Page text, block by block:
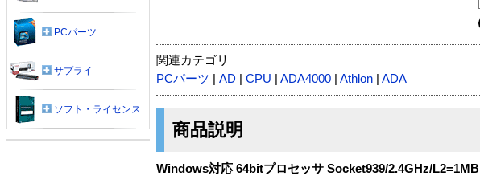
関連カテゴリ
PCパーツ
AD CPU ADA4000 Athlon ADA
商品説明
Windows対応 64bitプロセッサ Socket939/2.4GHz/L2=1MB
PCパーツ
サプライ
ソフト・ライセンス